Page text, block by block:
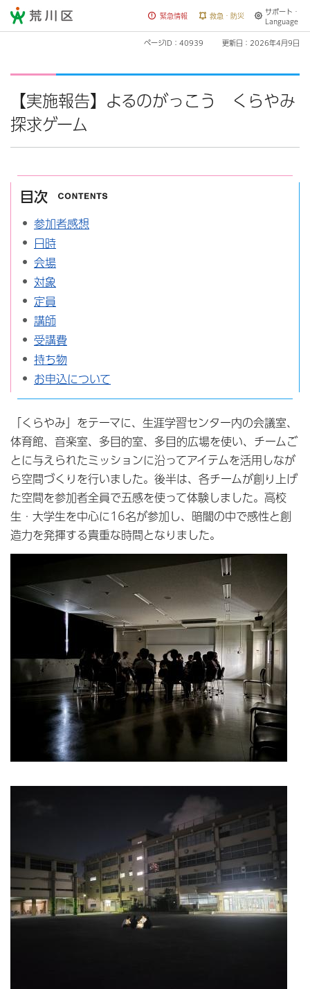
荒川区 緊急情報 救急・防災
サポート・
Language
ページID：40939 更新日：2026年4月9日
【実施報告】よるのがっこう くらやみ
探求ゲーム
目次
参加者感想
日時
会場
対象
定員
講師
受講費
持ち物
お申込について
「くらやみ」をテーマに、生涯学習センター内の会議室、
体育館、音楽室、多目的室、多目的広場を使い、チームご
とに与えられたミッションに沿ってアイテムを活用しなが
ら空間づくりを行いました。後半は、各チームが創り上げ
た空間を参加者全員で五感を使って体験しました。高校
生・大学生を中心に16名が参加し、暗闇の中で感性と創
造力を発揮する貴重な時間となりました。